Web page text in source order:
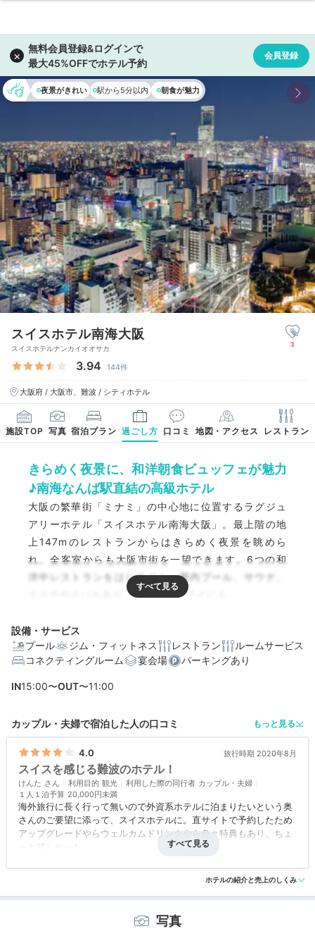
夜景がきれい 駅から5分以内 朝食が魅力
スイスホテル南海大阪
スイスホテルナンカイオオサカ
3.94 144件
大阪府 / 大阪市、難波 / シティホテル
3
施設TOP 写真 宿泊プラン 過ごし方 口コミ 地図・アクセス レストラン
きらめく夜景に、和洋朝食ビュッフェが魅力
♪南海なんば駅直結の高級ホテル
大阪の繁華街「ミナミ」の中心地に位置するラグジュ
アリーホテル「スイスホテル南海大阪」。最上階の地
上147mのレストランからはきらめく夜景を眺めら
れ、全客室からも大阪市街を一望できます。6つの和
洋中レストランをはじめジム、屋内プール、サウナ、
エステやスパもあり、おこもりステイにも。
編集部おすすめの３つのポイント
スイスと日本のデザインが融合した客室。全室から大阪
の街を一望
泉州野菜やフルーツ、焼き立てパンに卵料理♡絶景空間
で朝食を
設備・サービス
プール
ジム・フィットネス レストラン
ルームサービス
コネクティングルーム
宴会場 パーキングあり
IN15:00〜OUT〜11:00
カップル・夫婦で宿泊した人の口コミ もっと見る
4.0 旅行時期 2020年8月
スイスを感じる難波のホテル！
けんた 利用目的 観光 利用した際の同行者 カップル・夫婦
１人１泊予算 20,000円未満
海外旅行に長く行って無いので外資系ホテルに泊まりたいという奥
さんのご要望に添って、スイスホテルに。直サイトで予約したため
アップグレードやらウェルカムドリンクやら色々特典もあり、ちょ
っと嬉しかった。
あべのハルカスと通天閣を両方見れました～！
アクセス 3.5 コスパ 3.5 客室 4.5 接客対応 4.0 風呂 1.0
ホテルの紹介と売上のしくみ
写真